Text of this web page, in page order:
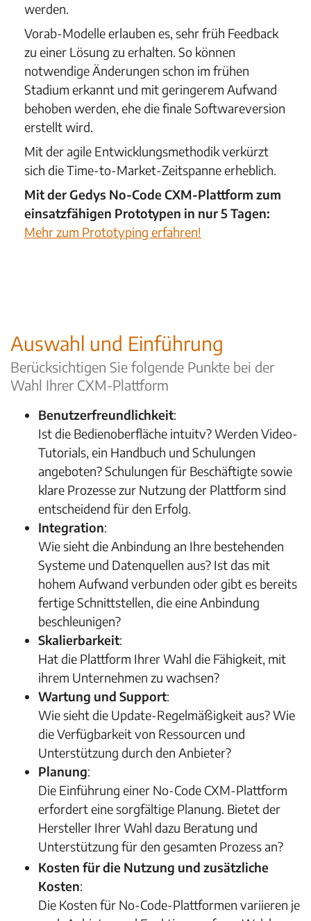
werden.
Vorab-Modelle erlauben es, sehr früh Feedback
zu einer Lösung zu erhalten. So können
notwendige Änderungen schon im frühen
Stadium erkannt und mit geringerem Aufwand
behoben werden, ehe die finale Softwareversion
erstellt wird.
Mit der agile Entwicklungsmethodik verkürzt
sich die Time-to-Market-Zeitspanne erheblich.
Mit der Gedys No-Code CXM-Plattform zum
einsatzfähigen Prototypen in nur 5 Tagen:
Mehr zum Prototyping erfahren!
Auswahl und Einführung
Berücksichtigen Sie folgende Punkte bei der
Wahl Ihrer CXM-Plattform
Benutzerfreundlichkeit:
Ist die Bedienoberfläche intuitv? Werden Video-
Tutorials, ein Handbuch und Schulungen
angeboten? Schulungen für Beschäftigte sowie
klare Prozesse zur Nutzung der Plattform sind
entscheidend für den Erfolg.
Integration:
Wie sieht die Anbindung an Ihre bestehenden
Systeme und Datenquellen aus? Ist das mit
hohem Aufwand verbunden oder gibt es bereits
fertige Schnittstellen, die eine Anbindung
beschleunigen?
Skalierbarkeit:
Hat die Plattform Ihrer Wahl die Fähigkeit, mit
ihrem Unternehmen zu wachsen?
Wartung und Support:
Wie sieht die Update-Regelmäßigkeit aus? Wie
die Verfügbarkeit von Ressourcen und
Unterstützung durch den Anbieter?
Planung:
Die Einführung einer No-Code CXM-Plattform
erfordert eine sorgfältige Planung. Bietet der
Hersteller Ihrer Wahl dazu Beratung und
Unterstützung für den gesamten Prozess an?
Kosten für die Nutzung und zusätzliche
Kosten:
Die Kosten für No-Code-Plattformen variieren je